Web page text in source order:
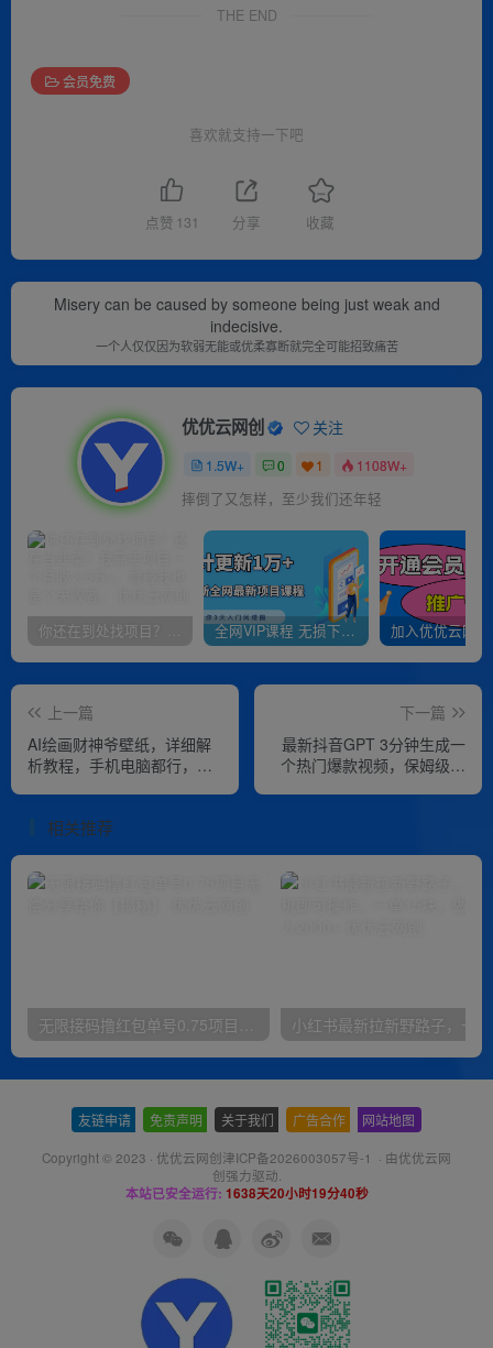
THE END
会员免费
喜欢就支持一下吧
点赞 131 分享 收藏
Misery can be caused by someone being just weak and
indecisive.
一个人仅仅因为软弱无能或优柔寡断就完全可能招致痛苦
优优云网创 关注
1.5W+ 0 1 1108W+
摔倒了又怎样，至少我们还年轻
你还在到处找项目？还在当韭菜？我靠卖项目一个月收入5万+，曾经我也是个失败者。 全网VIP课程 无损下载~
上一篇
AI绘画财神爷壁纸，详细解
析教程，手机电脑都行，日
下一篇
最新抖音GPT 3分钟生成一
个热门爆款视频，保姆级教
相关推荐
无限接码撸红包单号0.75项目无偿分享给你【揭秘】
友链申请 免责声明 关于我们 广告合作 网站地图
Copyright © 2023 · 优优云网创津ICP备2026003057号-1 · 由优优云网
创强力驱动.
本站已安全运行: 1638天20小时19分41秒